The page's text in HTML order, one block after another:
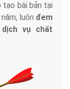
tạo bài bản tại
luôn đem
vụ chất